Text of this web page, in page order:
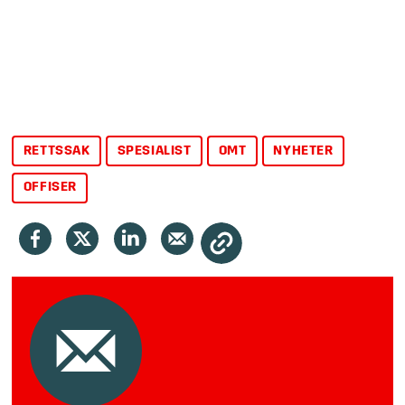
kontraktsbefal på kortere kontrakter. Ved
normalopprykk etter
sersjant/kvartermester ble man offiser med
grad fenrik, løytnant (kapteinløytnant i
Sjøforsvaret), major (orlogskaptein i
Sjøforsvaret), og så videre. Det fantes
ingen «sersjantgrader» over graden
sersjant, slik som det gjør i dag. Uavhengig
av disse gradene, var det likevel et skille
mellom dem som var
krigsskolene, og dem som hadde befalsskole
RETTSSAK SPESIALIST OMT NYHETER
OFFISER